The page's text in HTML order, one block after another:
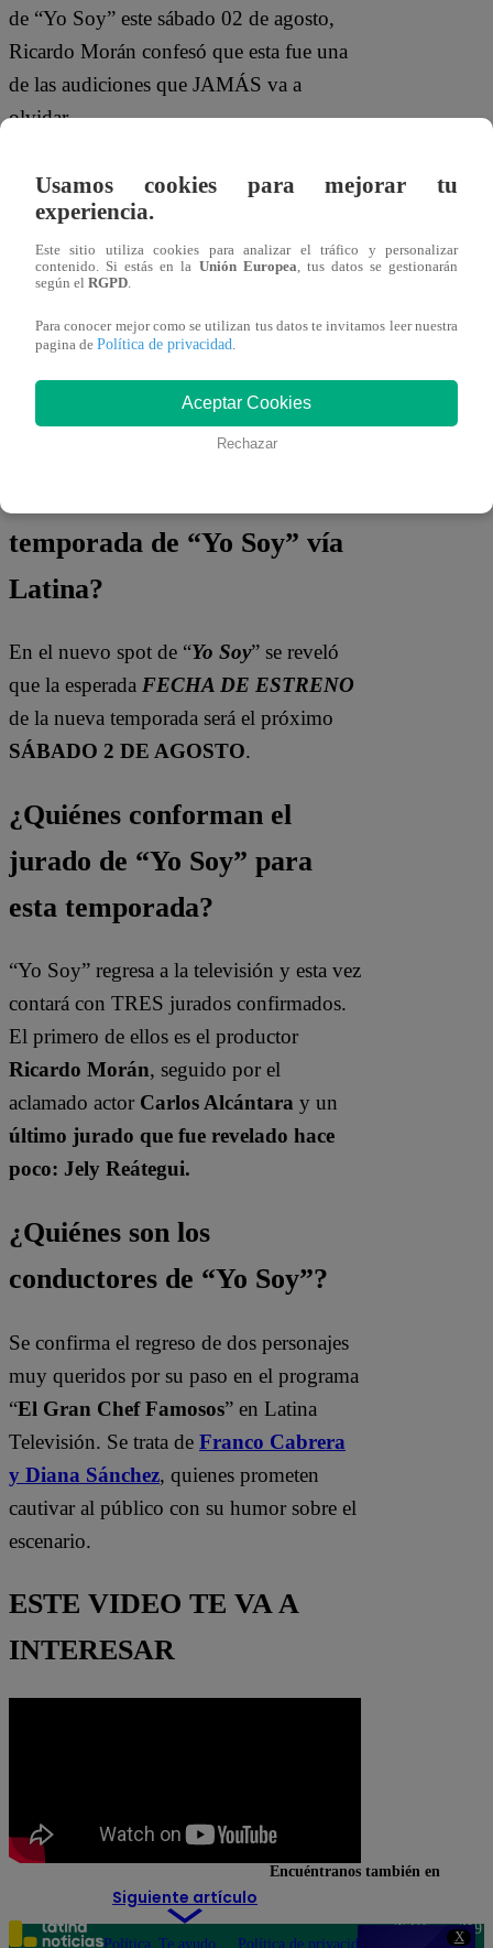
X
de “Yo Soy” este sábado 02 de agosto,
Ricardo Morán confesó que esta fue una
de las audiciones que JAMÁS va a
olvidar.
Mira AQUÍ la nueva
promoción de “Yo Soy”
temporada de “Yo Soy” vía
Latina?
En el nuevo spot de “Yo Soy” se reveló
que la esperada FECHA DE ESTRENO
de la nueva temporada será el próximo
SÁBADO 2 DE AGOSTO.
¿Quiénes conforman el
jurado de “Yo Soy” para
esta temporada?
“Yo Soy” regresa a la televisión y esta vez
contará con TRES jurados confirmados.
El primero de ellos es el productor
Ricardo Morán, seguido por el
aclamado actor Carlos Alcántara y un
último jurado que fue revelado hace
poco: Jely Reátegui.
¿Quiénes son los
conductores de “Yo Soy”?
Se confirma el regreso de dos personajes
muy queridos por su paso en el programa
“El Gran Chef Famosos” en Latina
Televisión. Se trata de Franco Cabrera
y Diana Sánchez, quienes prometen
cautivar al público con su humor sobre el
escenario.
ESTE VIDEO TE VA A
INTERESAR
Siguiente artículo
Usamos cookies para mejorar tu
experiencia.
Este sitio utiliza cookies para analizar el tráfico y personalizar
contenido. Si estás en la Unión Europea, tus datos se gestionarán
según el RGPD.
Para conocer mejor como se utilizan tus datos te invitamos leer nuestra
pagina de Política de privacidad.
Aceptar Cookies
Rechazar
Encuéntranos también en
Política Te ayudo Política de privacidad
Teléfono: 219